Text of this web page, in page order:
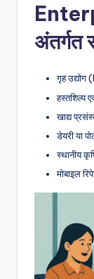
अंतर्गत
गृह
हस्तशिल्प
खाद्य
डेयरी या
स्थानीय
मोबाइल